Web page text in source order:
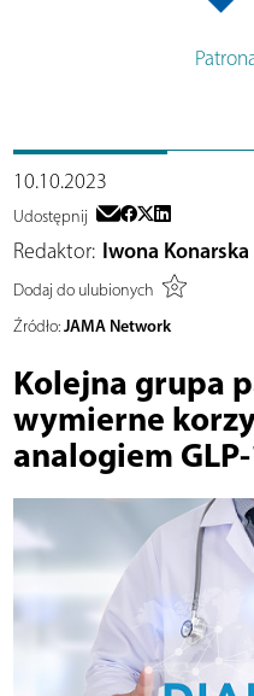
10.10.2023
Udostępnij
Redaktor: Iwona Konarska
Dodaj do ulubionych
Źródło: JAMA Network
Kolejna grupa
wymierne
analogiem GLP-